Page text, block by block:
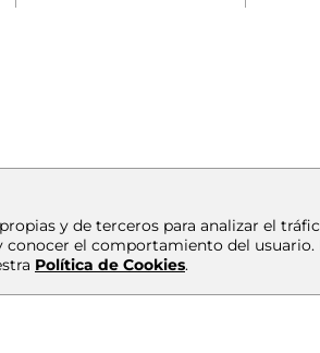
y de terceros para analizar el
conocer el comportamiento del usuario.
Política de Cookies.